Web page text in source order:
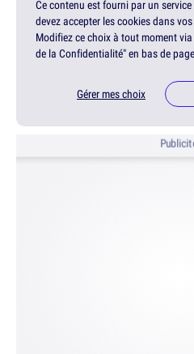
Ce contenu est fourni par un
devez accepter les cookies dans
Modifiez ce choix à tout moment
de la Confidentialité" en bas de
Gérer mes choix